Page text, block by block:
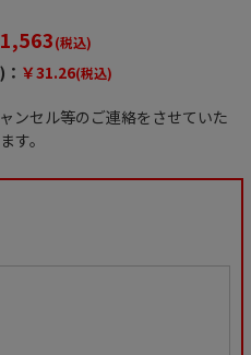
(税込)
￥31.26(税込)
ンセル等のご連絡をさせていた
す。